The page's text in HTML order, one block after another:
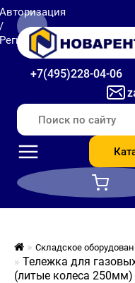
+7(495)228-04-06
Складское
Тележка для
(литые колеса 250мм)